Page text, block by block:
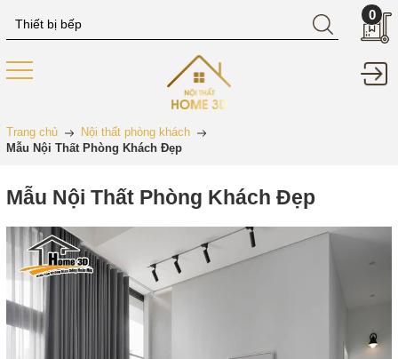
0
Trang chủ
Nội thất phòng khách
Mẫu Nội Thất Phòng Khách Đẹp
Mẫu Nội Thất Phòng Khách Đẹp